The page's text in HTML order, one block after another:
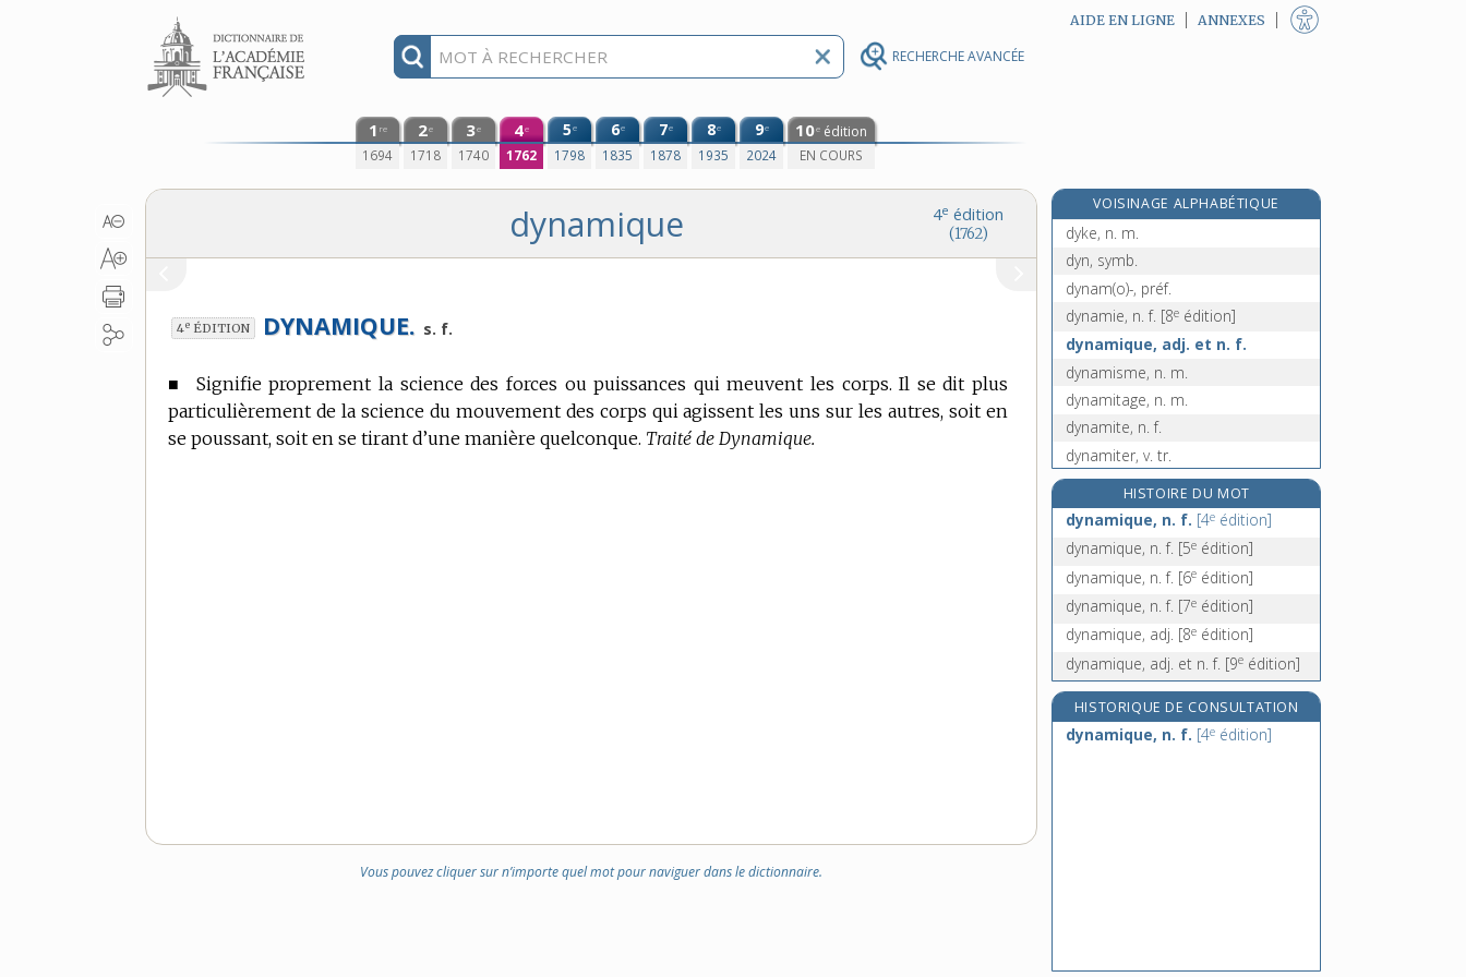
RECHERCHE AVANCÉE
Aller au contenu AIDE EN LIGNE ANNEXES
1 re
1694
2e
1718
3e
1740
4e
1762
5e
1798
6e
1835
7e
1878
8e
1935
9e
2024
10e édition
EN COURS
4e édition
(1762)
dynamique
4e ÉDITION DYNAMIQUE. s. f.
■ Signifie proprement la science des forces ou puissances qui meuvent les corps. Il se dit plus
particulièrement de la science du mouvement des corps qui agissent les uns sur les autres, soit en
se poussant, soit en se tirant d’une manière quelconque. Traité de Dynamique.
Vous pouvez cliquer sur n’importe quel mot pour naviguer dans le dictionnaire.
VOISINAGE ALPHABÉTIQUE
dyarchie, n. f.
dyke, n. m.
dyn, symb.
dynam(o)-, préf.
dynamie, n. f. [8e édition]
dynamique, adj. et n. f.
dynamisme, n. m.
dynamitage, n. m.
dynamite, n. f.
dynamiter, v. tr.
dynamiteur, -euse, n.
dynamo, n. f.
dynamo-électrique, adj.
dynamométrie, n. f.
HISTOIRE DU MOT
dynamique, n. f. [4e édition]
dynamique, n. f. [5e édition]
dynamique, n. f. [6e édition]
dynamique, n. f. [7e édition]
dynamique, adj. [8e édition]
dynamique, adj. et n. f. [9e édition]
HISTORIQUE DE CONSULTATION
dynamique, n. f. [4e édition]